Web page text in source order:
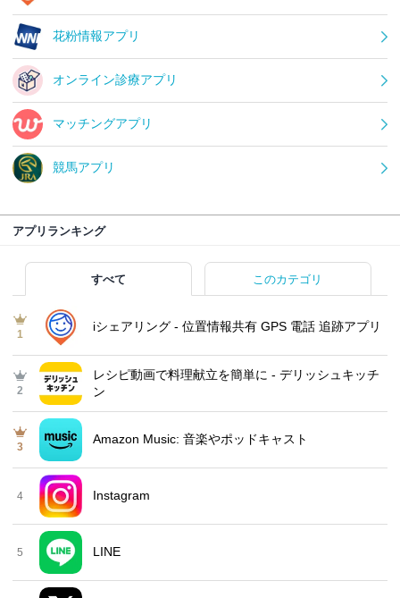
花粉情報アプリ
オンライン診療アプリ
マッチングアプリ
競馬アプリ
アプリランキング
すべて このカテゴリ
1
iシェアリング - 位置情報共有 GPS 電話 追跡アプリ
2
レシピ動画で料理献立を簡単‪に - デリッシュキッチ
ン
3
Amazon Music: 音楽やポッドキャスト
4 Instagram
5 LINE